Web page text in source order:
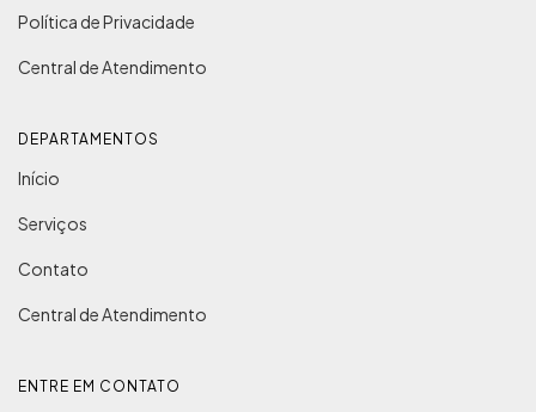
Política de Privacidade
Central de Atendimento
DEPARTAMENTOS
Início
Serviços
Contato
Central de Atendimento
ENTRE EM CONTATO